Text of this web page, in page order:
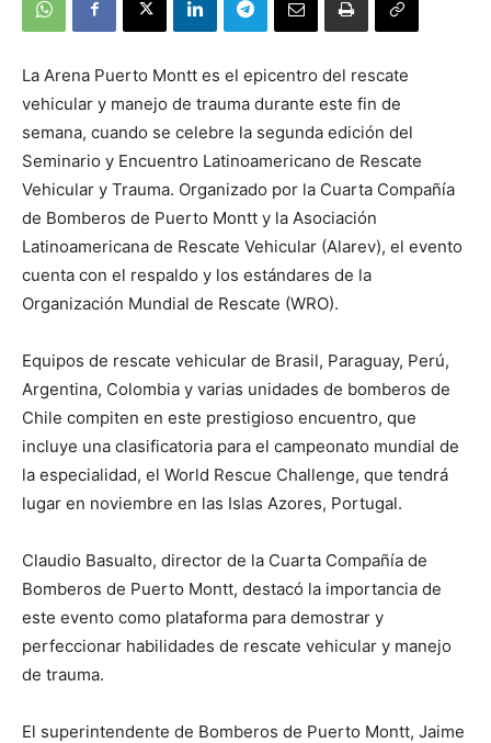
La Arena Puerto Montt es el epicentro del rescate
vehicular y manejo de trauma durante este fin de
semana, cuando se celebre la segunda edición del
Seminario y Encuentro Latinoamericano de Rescate
Vehicular y Trauma. Organizado por la Cuarta Compañía
de Bomberos de Puerto Montt y la Asociación
Latinoamericana de Rescate Vehicular (Alarev), el evento
cuenta con el respaldo y los estándares de la
Organización Mundial de Rescate (WRO).
Equipos de rescate vehicular de Brasil, Paraguay, Perú,
Argentina, Colombia y varias unidades de bomberos de
Chile compiten en este prestigioso encuentro, que
incluye una clasificatoria para el campeonato mundial de
la especialidad, el World Rescue Challenge, que tendrá
lugar en noviembre en las Islas Azores, Portugal.
Claudio Basualto, director de la Cuarta Compañía de
Bomberos de Puerto Montt, destacó la importancia de
este evento como plataforma para demostrar y
perfeccionar habilidades de rescate vehicular y manejo
de trauma.
El superintendente de Bomberos de Puerto Montt, Jaime